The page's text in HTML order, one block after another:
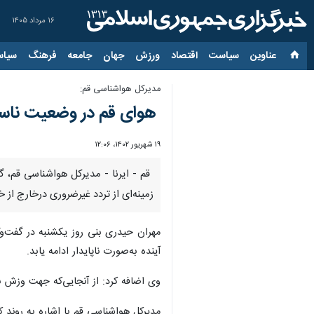
۱۶ مرداد ۱۴۰۵
عناوین‌ سیاست اقتصاد ورزش جهان جامعه فرهنگ
مدیرکل هواشناسی قم:
هوای قم در وضعیت
۱۹ شهریور ۱۴۰۲، ۱۲:۰۶